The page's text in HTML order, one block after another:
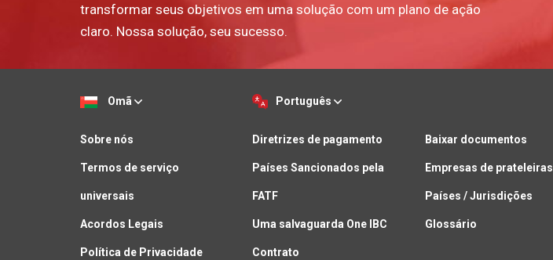
transformar seus objetivos em uma solução com um plano de ação
claro. Nossa solução, seu sucesso.
Omã Português
Sobre nós
Termos de serviço
universais
Acordos Legais
Política de Privacidade
Diretrizes de pagamento
Países Sancionados pela
FATF
Uma salvaguarda One IBC
Contrato
Baixar documentos
Empresas de prateleiras
Países / Jurisdições
Glossário